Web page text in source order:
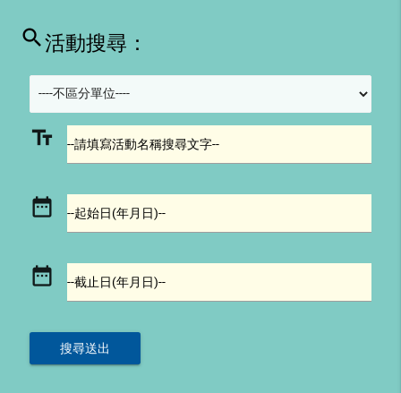
search活動搜尋：
text_fields --請填寫活動名稱搜尋文字--
date_range --起始日(年月日)--
date_range --截止日(年月日)--